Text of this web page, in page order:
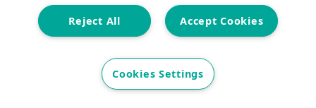
Accept Cookies
Reject All
Cookies Settings